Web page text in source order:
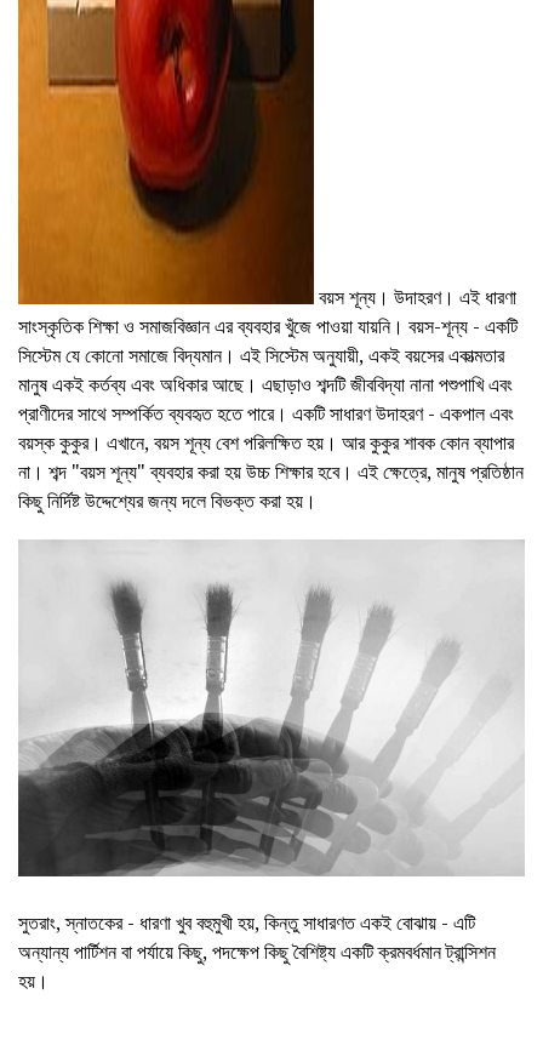
বয়স শূন্য। উদাহরণ। এই ধারণা
সাংস্কৃতিক শিক্ষা ও সমাজবিজ্ঞান এর ব্যবহার খুঁজে পাওয়া যায়নি। বয়স-শূন্য - একটি
সিস্টেম যে কোনো সমাজে বিদ্যমান। এই সিস্টেম অনুযায়ী, একই বয়সের একাত্মতার
মানুষ একই কর্তব্য এবং অধিকার আছে। এছাড়াও শব্দটি জীববিদ্যা নানা পশুপাখি এবং
প্রাণীদের সাথে সম্পর্কিত ব্যবহৃত হতে পারে। একটি সাধারণ উদাহরণ - একপাল এবং
বয়স্ক কুকুর। এখানে, বয়স শূন্য বেশ পরিলক্ষিত হয়। আর কুকুর শাবক কোন ব্যাপার
না। শব্দ "বয়স শূন্য" ব্যবহার করা হয় উচ্চ শিক্ষার হবে। এই ক্ষেত্রে, মানুষ প্রতিষ্ঠান
কিছু নির্দিষ্ট উদ্দেশ্যের জন্য দলে বিভক্ত করা হয়।
সুতরাং, স্নাতকের - ধারণা খুব বহুমুখী হয়, কিন্তু সাধারণত একই বোঝায় - এটি
অন্যান্য পার্টিশন বা পর্যায়ে কিছু, পদক্ষেপ কিছু বৈশিষ্ট্য একটি ক্রমবর্ধমান ট্রান্সিশন
হয়।